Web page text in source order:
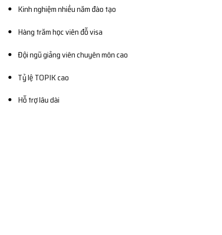
Kinh nghiệm nhiều năm đào tạo
Hàng trăm học viên đỗ visa
Đội ngũ giảng viên chuyên môn cao
Tỷ lệ TOPIK cao
Hỗ trợ lâu dài